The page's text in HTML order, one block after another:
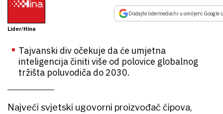
Lider/Hina
Dodajte lidermedia.hr u omiljeni Google
Tajvanski div očekuje da će umjetna
inteligencija činiti više od polovice globalnog
tržišta poluvodiča do 2030.
Najveći svjetski ugovorni proizvođač čipova,